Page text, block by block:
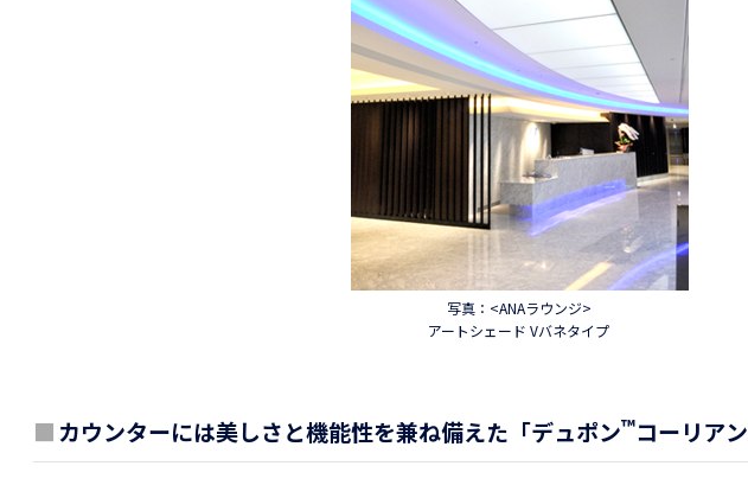
写真：<ANAラウンジ>
アートシェード Vバネタイプ
■ カウンターには美しさと機能性を兼ね備えた「デュポン™コーリアン